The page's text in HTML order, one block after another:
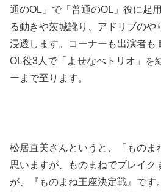
通のOL」で「普通のOL」役に起
る動きや茨城訛り、アドリブのや
浸透します。
コーナーも出演者も
OL役3人で「よせなべトリオ」を
ーまで至ります。
松居直美さんというと、「ものま
思いますが、ものまねでブレイク
が、『ものまね王座決定戦』です